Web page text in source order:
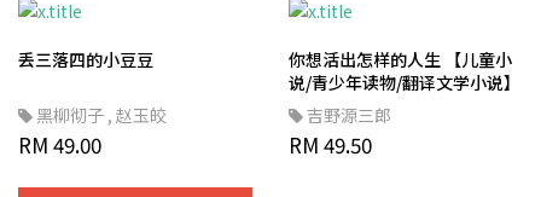
丢三落四的小豆豆
黑柳彻子 , 赵玉皎
RM 49.00
你想活出怎样的人生 【儿童小
说/青少年读物/翻译文学小说】
吉野源三郎
RM 49.50